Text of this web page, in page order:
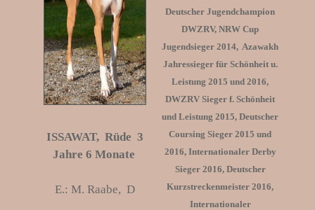
ISSAWAT, Rüde 3
Jahre 6 Monate
E.: M. Raabe, D
Deutscher Jugendchampion
DWZRV, NRW Cup
Jugendsieger 2014, Azawakh
Jahressieger für Schönheit u.
Leistung 2015 und 2016,
DWZRV Sieger f. Schönheit
und Leistung 2015, Deutscher
Coursing Sieger 2015 und
2016, Internationaler Derby
Sieger 2016, Deutscher
Kurzstreckenmeister 2016,
Internationaler